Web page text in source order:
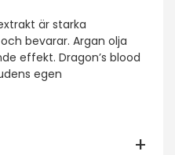
är starka
bevarar. Argan olja
effekt. Dragon’s blood
egen